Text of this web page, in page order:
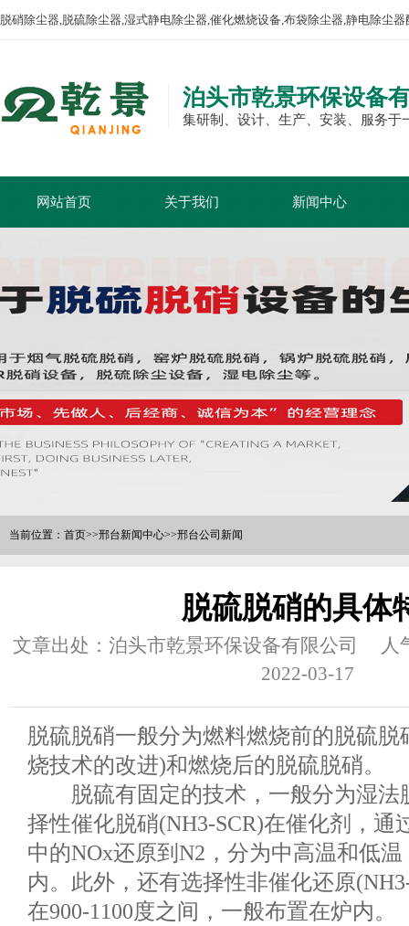
脱硝除尘器,脱硫除尘器,湿式静电除尘器,催化燃烧设备,布袋除尘器,静电除尘
泊头市乾景环保设备
集研制、设计、生产、安装、服务于
网站首页 关于我们 新闻中心
当前位置： 首页>>邢台新闻中心>>邢台公司新闻
脱硫脱硝的具体
文章出处：泊头市乾景环保设备有限公司
人
2022-03-17
脱硫脱硝一般分为燃料燃烧前的脱硫
烧技术的改进)和燃烧后的脱硫脱硝。
脱硫有固定的技术，一般分为湿法
择性催化脱硝(NH3-SCR)在催化剂，通
中的NOx还原到N2，分为中高温和低
内。此外，还有选择性非催化还原
在900-1100度之间，一般布置在炉内。